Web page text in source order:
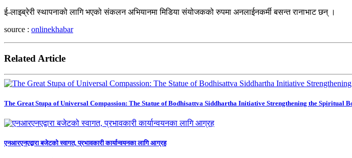
ई-लाइब्रेरी स्थापनाको लागि भएको संकलन अभियानमा मिडिया संयोजकको रुपमा अनलाईनकर्मी बसन्त रानाभाट छन् ।
source : onlinekhabar
Related Article
The Great Stupa of Universal Compassion: The Statue of Bodhisattva Siddhartha Initiative Strengthening the Spiritual
एनआरएनएद्वारा बजेटको स्वागत, प्रभावकारी कार्यान्वयनका लागि आग्रह